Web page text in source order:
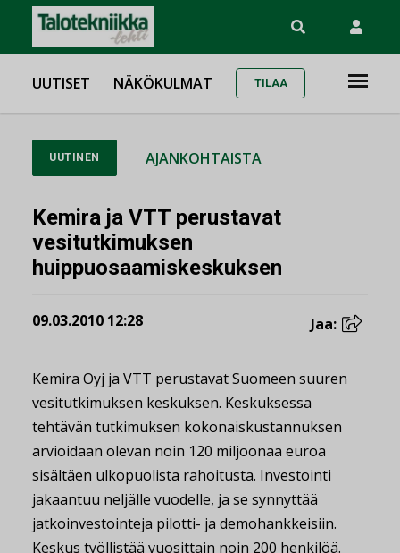
UUTISET NÄKÖKULMAT TILAA
UUTINEN AJANKOHTAISTA
Kemira ja VTT perustavat
vesitutkimuksen
huippuosaamiskeskuksen
09.03.2010 12:28 Jaa:
Kemira Oyj ja VTT perustavat Suomeen suuren
vesitutkimuksen keskuksen. Keskuksessa
tehtävän tutkimuksen kokonaiskustannuksen
arvioidaan olevan noin 120 miljoonaa euroa
sisältäen ulkopuolista rahoitusta. Investointi
jakaantuu neljälle vuodelle, ja se synnyttää
jatkoinvestointeja pilotti- ja demohankkeisiin.
Keskus työllistää vuosittain noin 200 henkilöä.